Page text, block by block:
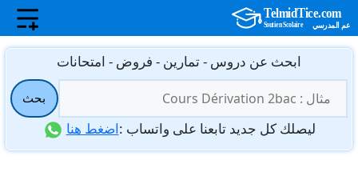
انتقل
المحتوى
ابحث عن دروس - تمارين - فروض - امتحانات
عن:
بحث
ليصلك كل جديد تابعنا على واتساب :اضغط هنا